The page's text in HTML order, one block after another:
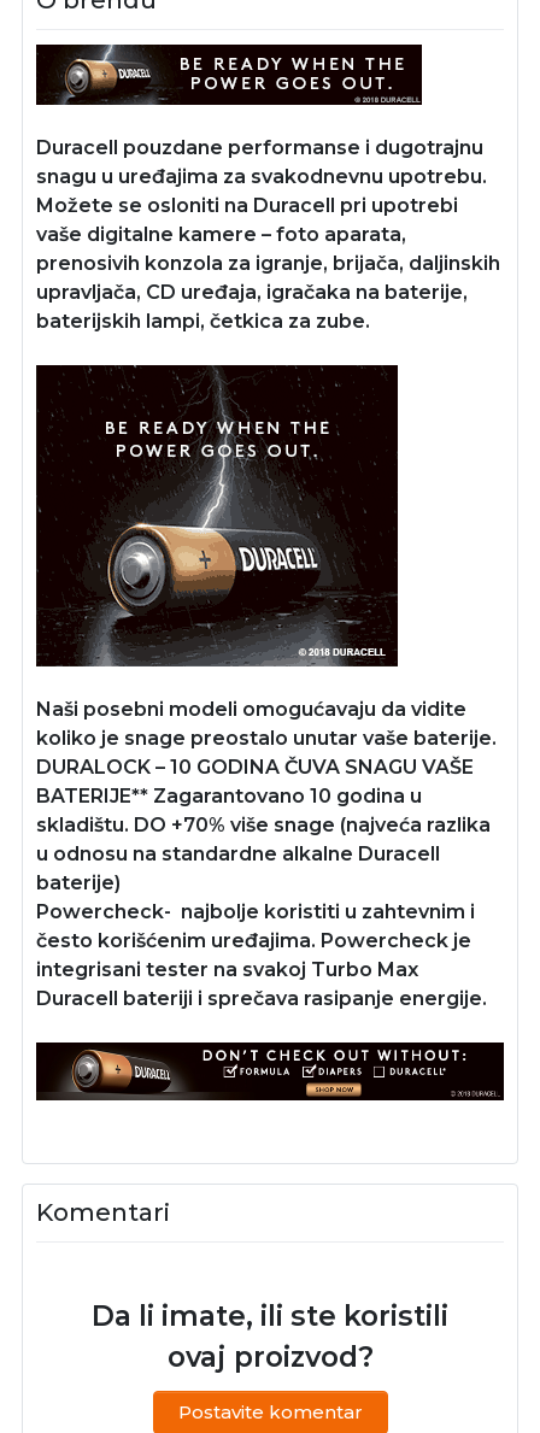
Duracell pouzdane performanse i dugotrajnu
snagu u uređajima za svakodnevnu upotrebu.
Možete se osloniti na Duracell pri upotrebi
vaše digitalne kamere – foto aparata,
prenosivih konzola za igranje, brijača, daljinskih
upravljača, CD uređaja, igračaka na baterije,
baterijskih lampi, četkica za zube.
Naši posebni modeli omogućavaju da vidite
koliko je snage preostalo unutar vaše baterije.
DURALOCK – 10 GODINA ČUVA SNAGU VAŠE
BATERIJE** Zagarantovano 10 godina u
skladištu. DO +70% više snage (najveća razlika
u odnosu na standardne alkalne Duracell
baterije)
Powercheck- najbolje koristiti u zahtevnim i
često korišćenim uređajima. Powercheck je
integrisani tester na svakoj Turbo Max
Duracell bateriji i sprečava rasipanje energije.
Komentari
Da li imate, ili ste koristili
ovaj proizvod?
Postavite komentar